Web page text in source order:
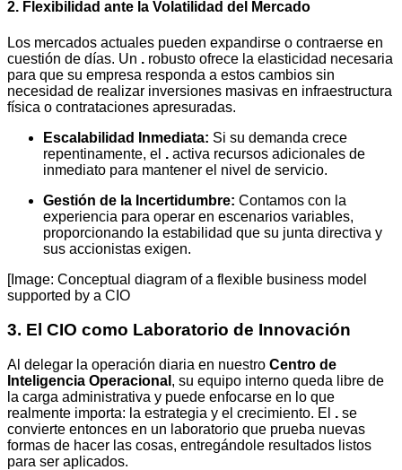
2. Flexibilidad ante la Volatilidad del Mercado
Los mercados actuales pueden expandirse o contraerse en
cuestión de días. Un . robusto ofrece la elasticidad necesaria
para que su empresa responda a estos cambios sin
necesidad de realizar inversiones masivas en infraestructura
física o contrataciones apresuradas.
Escalabilidad Inmediata: Si su demanda crece
repentinamente, el . activa recursos adicionales de
inmediato para mantener el nivel de servicio.
Gestión de la Incertidumbre: Contamos con la
experiencia para operar en escenarios variables,
proporcionando la estabilidad que su junta directiva y
sus accionistas exigen.
[Image: Conceptual diagram of a flexible business model
supported by a CIO
3. El CIO como Laboratorio de Innovación
Al delegar la operación diaria en nuestro Centro de
Inteligencia Operacional , su equipo interno queda libre de
la carga administrativa y puede enfocarse en lo que
realmente importa: la estrategia y el crecimiento. El . se
convierte entonces en un laboratorio que prueba nuevas
formas de hacer las cosas, entregándole resultados listos
para ser aplicados.